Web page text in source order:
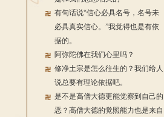
有句话说“信心必具名号，名号未
必具真实信心。”我觉得也是有依
据的。
阿弥陀佛在我们心里吗？
修净土宗是怎么往生的？我们给人
说总要有理论依据吧。
是不是高僧大德更能觉察到自己的
恶？高僧大德的觉照能力也是来自